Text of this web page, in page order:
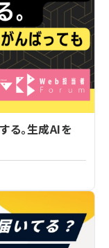
る。生成AIを